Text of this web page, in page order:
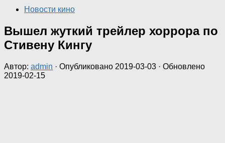
Новости кино
Вышел жуткий трейлер хоррора по
Стивену Кингу
Автор: admin · Опубликовано 2019-03-03 · Обновлено
2019-02-15